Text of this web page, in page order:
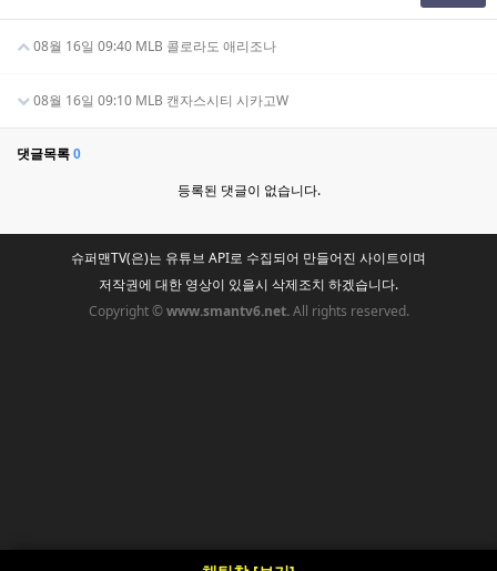
08월 16일 09:40 MLB 콜로라도 애리조나
08월 16일 09:10 MLB 캔자스시티 시카고W
댓글목록 0
등록된 댓글이 없습니다.
슈퍼맨TV(은)는 유튜브 API로 수집되어 만들어진 사이트이며
저작권에 대한 영상이 있을시 삭제조치 하겠습니다.
Copyright ©www.smantv6.net.All rights reserved.